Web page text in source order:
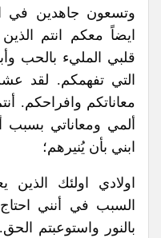
وتسعون جاهدين في
ايضاً معكم انتم
قلبي المليء بالحب
التي تفهمكم. لقد
معاناتكم وافراحكم.
ألمي ومعاناتي بسبب
ابني بأن يُنيرهم؛
اولادي اولئك
السبب في أنني
بالنور واستوعبتم